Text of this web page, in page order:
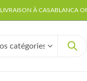
LIVRAISON À CASABLANCA